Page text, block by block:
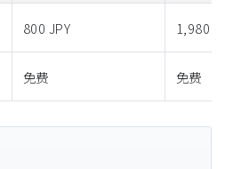
800 JPY 1,980
免费 免费